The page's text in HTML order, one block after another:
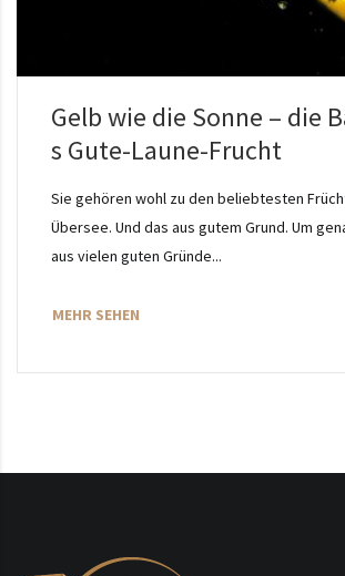
Gelb wie die Sonne – die
s Gute-Laune-Frucht
Sie gehören wohl zu den beliebtesten
Übersee. Und das aus gutem Grund. Um
aus vielen guten Gründe...
MEHR SEHEN